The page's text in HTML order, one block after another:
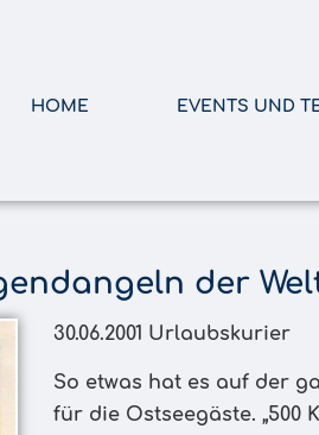
HOME EVENTS UND
der
30.06.2001 Urlaubskurier
So etwas hat es auf der
für die Ostseegäste. „500